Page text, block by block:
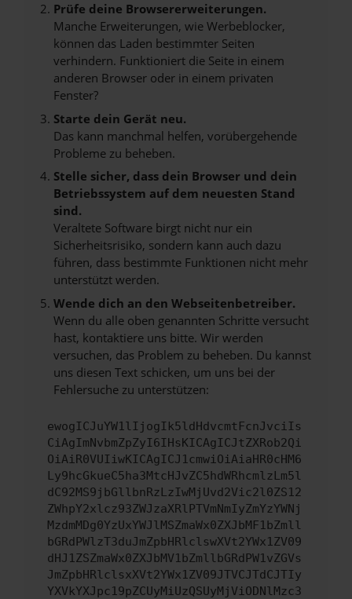
Prüfe deine Browsererweiterungen.
Manche Erweiterungen, wie Werbeblocker,
können das Laden bestimmter Seiten
verhindern. Funktioniert die Seite in einem
anderen Browser oder in einem privaten
Fenster?
Starte dein Gerät neu.
Das kann manchmal helfen, vorübergehende
Probleme zu beheben.
Stelle sicher, dass dein Browser und dein
Betriebssystem auf dem neuesten Stand
sind.
Veraltete Software birgt nicht nur ein
Sicherheitsrisiko, sondern kann auch dazu
führen, dass bestimmte Funktionen nicht mehr
unterstützt werden.
Wende dich an den Webseitenbetreiber.
Wenn du alle oben genannten Schritte versucht
hast, kontaktiere uns bitte. Wir werden
versuchen, das Problem zu beheben. Du kannst
uns diesen Text schicken, um uns bei der
Fehlersuche zu unterstützen:
ewogICJuYW1lIjogIk5ldHdvcmtFcnJvciIs
CiAgImNvbmZpZyI6IHsKICAgICJtZXRob2Qi
OiAiR0VUIiwKICAgICJ1cmwiOiAiaHR0cHM6
Ly9hcGkueC5ha3MtcHJvZC5hdWRhcmlzLm5l
dC92MS9jbGllbnRzLzIwMjUvd2Vic2l0ZS12
ZWhpY2xlcz93ZWJzaXRlPTVmNmIyZmYzYWNj
MzdmMDg0YzUxYWJlMSZmaWx0ZXJbMF1bZmll
bGRdPWlzT3duJmZpbHRlclswXVt2YWx1ZV09
dHJ1ZSZmaWx0ZXJbMV1bZmllbGRdPW1vZGVs
JmZpbHRlclsxXVt2YWx1ZV09JTVCJTdCJTIy
YXVkYXJpc19pZCUyMiUzQSUyMjViODNlMzc3